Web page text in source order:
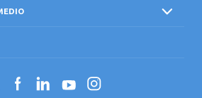
FacebookLinkedInYouTubeInstagram